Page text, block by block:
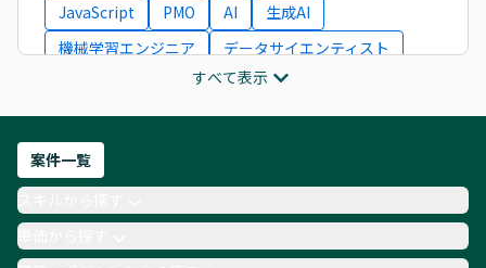
JavaScript
PMO AI
生成AI
機械学習エンジニア
データサイエンティスト
ITコンサルタント
フロントエンドエンジニア
ネットワークエンジニア
AIエンジニア
Webデザイナー
月収100万円 業務委託
COBOL
Ruby
TypeScript
Laravel AWS
すべて表示
案件一覧
単価から探す